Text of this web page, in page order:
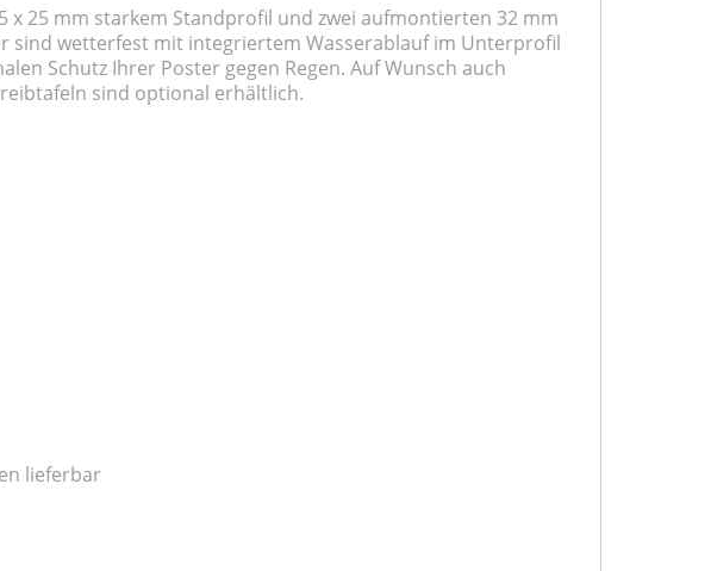
25 mm starkem Standprofil und zwei aufmontierten 32 mm
sind wetterfest mit integriertem Wasserablauf im Unterprofil
Schutz Ihrer Poster gegen Regen. Auf Wunsch auch
sind optional erhältlich.
lieferbar